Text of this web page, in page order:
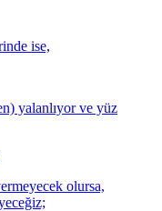
ise,
yalanlıyor ve yüz
olursa,